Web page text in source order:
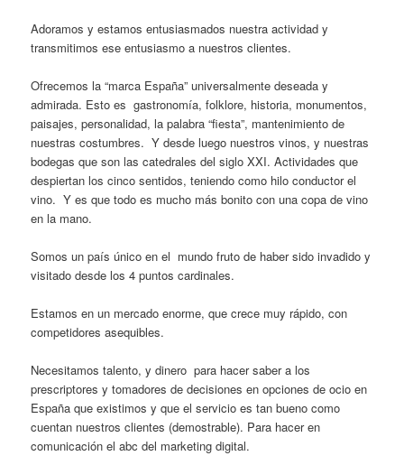
Adoramos y estamos entusiasmados nuestra actividad y
transmitimos ese entusiasmo a nuestros clientes.
Ofrecemos la “marca España” universalmente deseada y
admirada. Esto es gastronomía, folklore, historia, monumentos,
paisajes, personalidad, la palabra “fiesta”, mantenimiento de
nuestras costumbres. Y desde luego nuestros vinos, y nuestras
bodegas que son las catedrales del siglo XXI. Actividades que
despiertan los cinco sentidos, teniendo como hilo conductor el
vino. Y es que todo es mucho más bonito con una copa de vino
en la mano.
Somos un país único en el mundo fruto de haber sido invadido y
visitado desde los 4 puntos cardinales.
Estamos en un mercado enorme, que crece muy rápido, con
competidores asequibles.
Necesitamos talento, y dinero para hacer saber a los
prescriptores y tomadores de decisiones en opciones de ocio en
España que existimos y que el servicio es tan bueno como
cuentan nuestros clientes (demostrable). Para hacer en
comunicación el abc del marketing digital.